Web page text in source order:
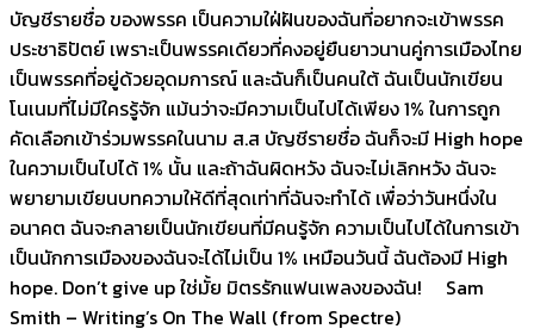
บัญชีรายชื่อ ของพรรค เป็นความใฝ่ฝันของฉันที่อยากจะเข้าพรรค
ประชาธิปัตย์ เพราะเป็นพรรคเดียวที่คงอยู่ยืนยาวนานคู่การเมืองไทย
เป็นพรรคที่อยู่ด้วยอุดมการณ์ และฉันก็เป็นคนใต้ ฉันเป็นนักเขียน
โนเนมที่ไม่มีใครรู้จัก แม้นว่าจะมีความเป็นไปได้เพียง 1% ในการถูก
คัดเลือกเข้าร่วมพรรคในนาม ส.ส บัญชีรายชื่อ ฉันก็จะมี High hope
ในความเป็นไปได้ 1% นั้น และถ้าฉันผิดหวัง ฉันจะไม่เลิกหวัง ฉันจะ
พยายามเขียนบทความให้ดีที่สุดเท่าที่ฉันจะทำได้ เพื่อว่าวันหนึ่งใน
อนาคต ฉันจะกลายเป็นนักเขียนที่มีคนรู้จัก ความเป็นไปได้ในการเข้า
เป็นนักการเมืองของฉันจะได้ไม่เป็น 1% เหมือนวันนี้ ฉันต้องมี High
hope. Don’t give up ใช่มั้ย มิตรรักแฟนเพลงของฉัน! Sam
Smith – Writing’s On The Wall (from Spectre)